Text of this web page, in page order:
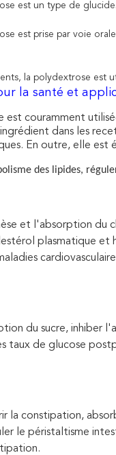
est un type de glucide
est prise par voie orale
la polydextrose est
la santé et
est couramment
dans les
En outre, elle est
des lipides,
et l'absorption du
plasmatique et
du sucre, inhiber
taux de glucose
la constipation,
le péristaltisme